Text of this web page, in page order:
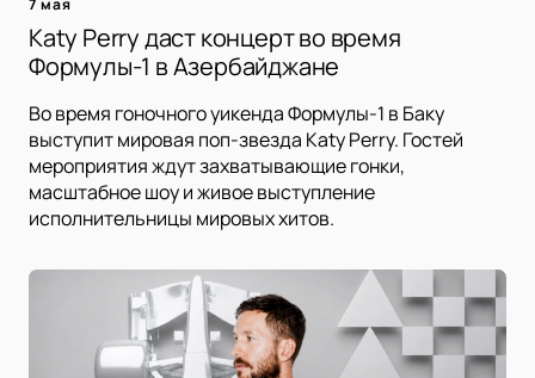
7 мая
Katy Perry даст концерт во время
Формулы-1 в Азербайджане
Во время гоночного уикенда Формулы-1 в Баку
выступит мировая поп-звезда Katy Perry. Гостей
мероприятия ждут захватывающие гонки,
масштабное шоу и живое выступление
исполнительницы мировых хитов.